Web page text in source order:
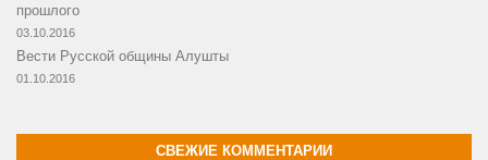
прошлого
03.10.2016
Вести Русской общины Алушты
01.10.2016
СВЕЖИЕ КОММЕНТАРИИ